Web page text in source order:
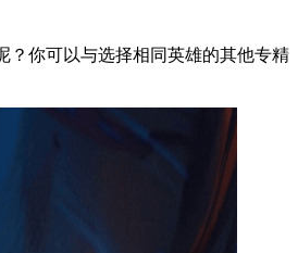
？你可以与选择相同英雄的其他专精